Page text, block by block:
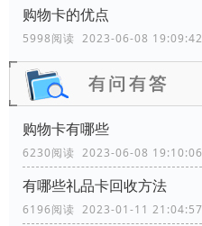
购物卡的优点
5998阅读 2023-06-08 19:09:42
购物卡有哪些
6230阅读 2023-06-08 19:10:06
有哪些礼品卡回收方法
6196阅读 2023-01-11 21:04:57